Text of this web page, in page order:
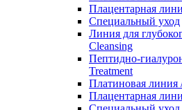
Плацентарная
Специальный уход
Линия для
Cleansing
Пептидно-
Treatment
Платиновая линия
Плацентарная